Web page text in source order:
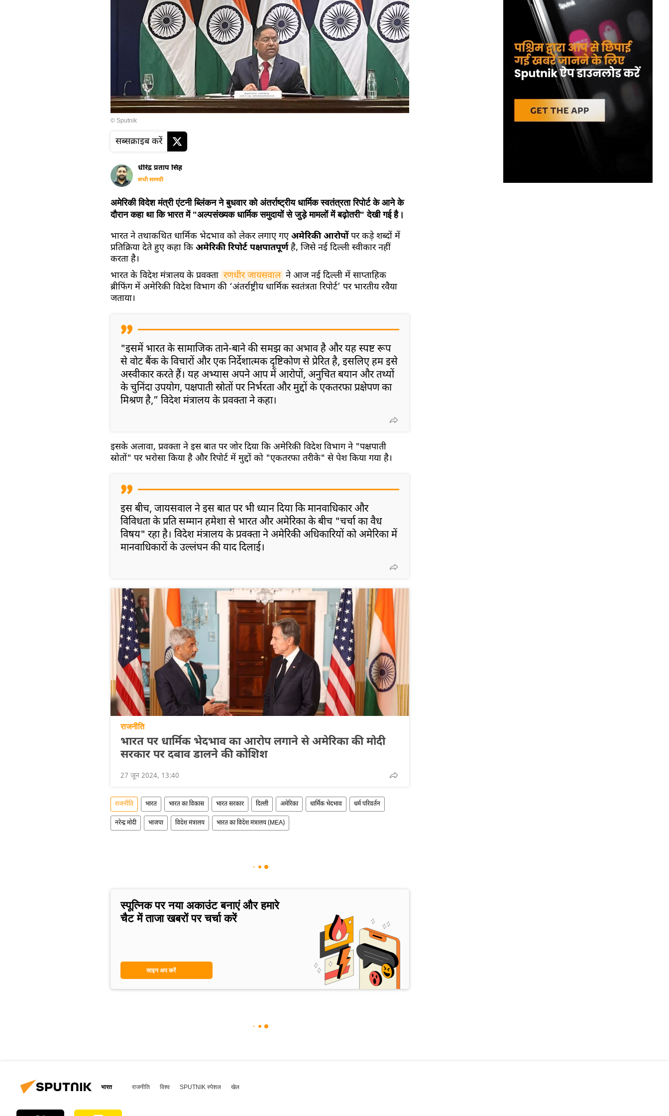
© Sputnik
सब्सक्राइब करें
धीरेंद्र प्रताप सिंह
सभी सामग्री
अमेरिकी विदेश मंत्री एंटनी ब्लिंकन ने बुधवार को अंतर्राष्ट्रीय धार्मिक स्वतंत्रता रिपोर्ट के आने के
दौरान कहा था कि भारत में "अल्पसंख्यक धार्मिक समुदायों से जुड़े मामलों में बढ़ोतरी" देखी गई है।
भारत ने तथाकथित धार्मिक भेदभाव को लेकर लगाए गएअमेरिकी आरोपोंपर कड़े शब्दों में
प्रतिक्रिया देते हुए कहा कि अमेरिकी रिपोर्ट पक्षपातपूर्णहै, जिसे नई दिल्ली स्वीकार नहीं
करता है।
भारत के विदेश मंत्रालय के प्रवक्ता रणधीर जायसवाल ने आज नई दिल्ली में साप्ताहिक
ब्रीफिंग में अमेरिकी विदेश विभाग की ‘अंतर्राष्ट्रीय धार्मिक स्वतंत्रता रिपोर्ट’ पर भारतीय रवैया
जताया।
"इसमें भारत के सामाजिक ताने-बाने की समझ का अभाव है और यह स्पष्ट रूप
से वोट बैंक के विचारों और एक निर्देशात्मक दृष्टिकोण से प्रेरित है, इसलिए हम इसे
अस्वीकार करते हैं। यह अभ्यास अपने आप में आरोपों, अनुचित बयान और तथ्यों
के चुनिंदा उपयोग, पक्षपाती स्रोतों पर निर्भरता और मुद्दों के एकतरफा प्रक्षेपण का
मिश्रण है,” विदेश मंत्रालय के प्रवक्ता ने कहा।
इसके अलावा, प्रवक्ता ने इस बात पर जोर दिया कि अमेरिकी विदेश विभाग ने "पक्षपाती
स्रोतों" पर भरोसा किया है और रिपोर्ट में मुद्दों को "एकतरफा तरीके" से पेश किया गया है।
इस बीच, जायसवाल ने इस बात पर भी ध्यान दिया कि मानवाधिकार और
विविधता के प्रति सम्मान हमेशा से भारत और अमेरिका के बीच "चर्चा का वैध
विषय" रहा है। विदेश मंत्रालय के प्रवक्ता ने अमेरिकी अधिकारियों को अमेरिका में
मानवाधिकारों के उल्लंघन की याद दिलाई।
राजनीति
भारत पर धार्मिक भेदभाव का आरोप लगाने से अमेरिका की मोदी
सरकार पर दबाव डालने की कोशिश
27 जून 2024, 13:40
राजनीति भारत भारत का विकास भारत सरकार दिल्ली अमेरिका धार्मिक भेदभाव धर्म परिवर्तन
नरेन्द्र मोदी भाजपा विदेश मंत्रालय भारत का विदेश मंत्रालय (MEA)
स्पूत्निक पर नया अकाउंट बनाएं और हमारे
चैट में ताजा खबरों पर चर्चा करें
साइन अप करें
भारत राजनीति विश्व SPUTNIK स्पेशल खेल